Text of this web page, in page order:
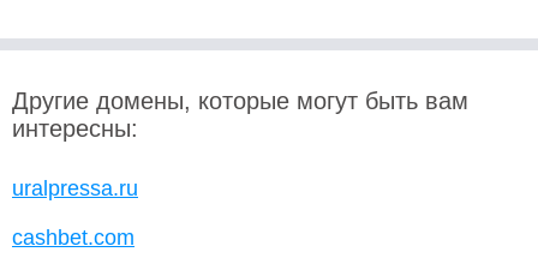
Другие домены, которые могут быть вам
интересны:
uralpressa.ru
cashbet.com